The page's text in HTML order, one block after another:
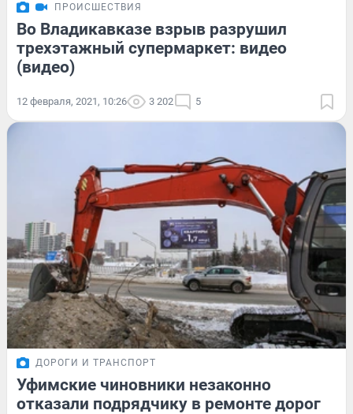
ПРОИСШЕСТВИЯ
Во Владикавказе взрыв разрушил
трехэтажный супермаркет: видео
(видео)
12 февраля, 2021, 10:26 3 202 5
ДОРОГИ И ТРАНСПОРТ
Уфимские чиновники незаконно
отказали подрядчику в ремонте дорог